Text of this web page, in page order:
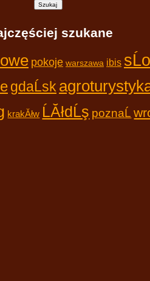
szukane
pokoje warszawa ibis
gdaĹsk
krakĂłw ĹĂłdĹş poznaĹ